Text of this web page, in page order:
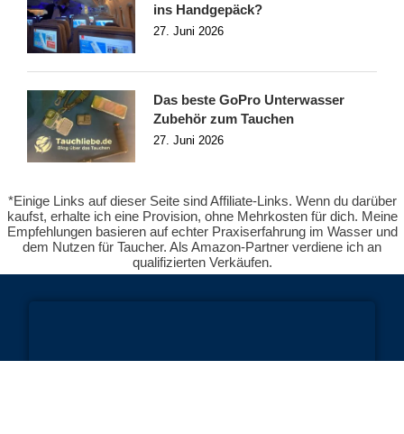
ins Handgepäck?
27. Juni 2026
Das beste GoPro Unterwasser
Zubehör zum Tauchen
27. Juni 2026
*Einige Links auf dieser Seite sind Affiliate-Links. Wenn du darüber
kaufst, erhalte ich eine Provision, ohne Mehrkosten für dich. Meine
Empfehlungen basieren auf echter Praxiserfahrung im Wasser und
dem Nutzen für Taucher. Als Amazon-Partner verdiene ich an
qualifizierten Verkäufen.